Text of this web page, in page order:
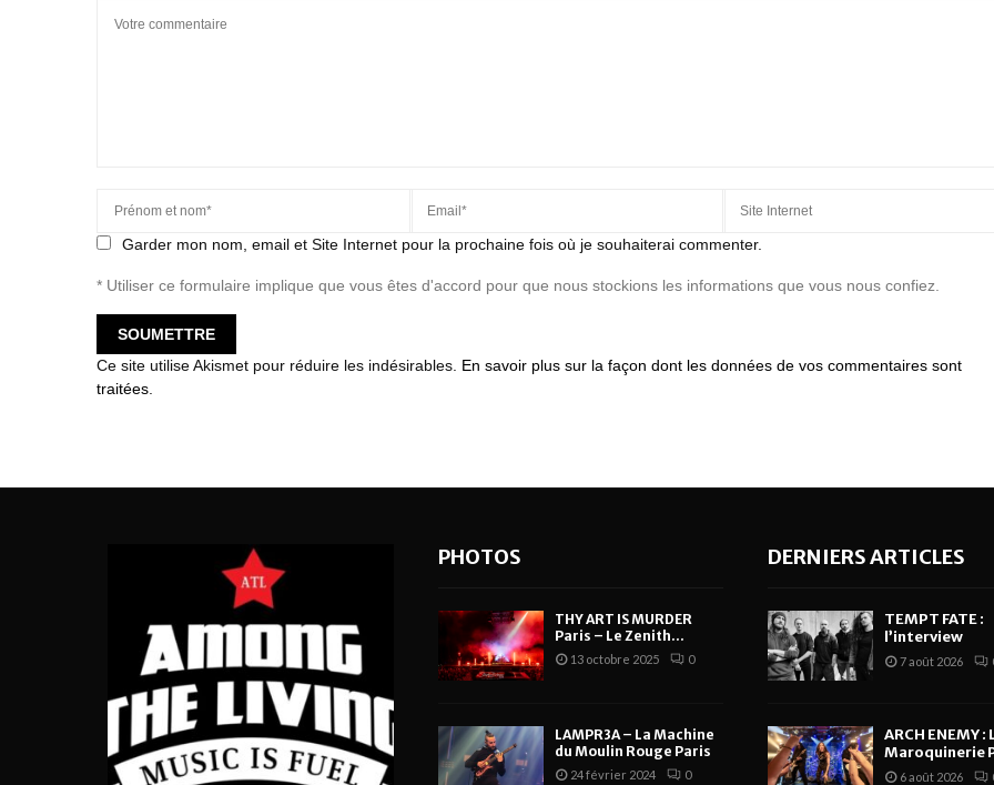
Garder mon nom, email et Site Internet pour la prochaine fois où je souhaiterai commenter.
* Utiliser ce formulaire implique que vous êtes d'accord pour que nous stockions les informations que vous nous confiez.
Ce site utilise Akismet pour réduire les indésirables. En savoir plus sur la façon dont les données de vos commentaires sont
traitées
PHOTOS
THY ART IS MURDER
Paris – Le Zenith...
13 octobre 2025 0
LAMPR3A – La Machine
du Moulin Rouge Paris
24 février 2024 0
DERNIERS ARTICLES
TEMPT FATE :
l’interview
7 août 2026
ARCH ENEMY :
Maroquinerie
6 août 2026